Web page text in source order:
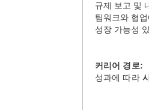
규제 보고 및
팀워크와 협
성장 가능성
커리어 경로:
성과에 따라